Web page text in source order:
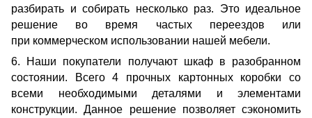
разбирать и собирать несколько раз. Это идеальное
решение во время частых переездов или
при коммерческом использовании нашей мебели.
6. Наши покупатели получают шкаф в разобранном
состоянии. Всего 4 прочных картонных коробки со
всеми необходимыми деталями и элементами
конструкции. Данное решение позволяет сэкономить